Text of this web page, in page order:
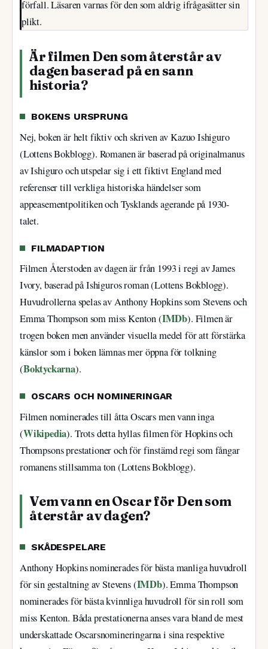
förfall. Läsaren varnas för den som aldrig ifrågasätter sin
plikt.
Är filmen Den som återstår av
dagen baserad på en sann
historia?
BOKENS URSPRUNG
Nej, boken är helt fiktiv och skriven av Kazuo Ishiguro
(Lottens Bokblogg). Romanen är baserad på originalmanus
av Ishiguro och utspelar sig i ett fiktivt England med
referenser till verkliga historiska händelser som
appeasementpolitiken och Tysklands agerande på 1930-
talet.
FILMADAPTION
Filmen Återstoden av dagen är från 1993 i regi av James
Ivory, baserad på Ishiguros roman (Lottens Bokblogg).
Huvudrollerna spelas av Anthony Hopkins som Stevens och
Emma Thompson som miss Kenton (IMDb). Filmen är
trogen boken men använder visuella medel för att förstärka
känslor som i boken lämnas mer öppna för tolkning
(Boktyckarna).
OSCARS OCH NOMINERINGAR
Filmen nominerades till åtta Oscars men vann inga
(Wikipedia). Trots detta hyllas filmen för Hopkins och
Thompsons prestationer och för finstämd regi som fångar
romanens stillsamma ton (Lottens Bokblogg).
Vem vann en Oscar för Den som
återstår av dagen?
SKÅDESPELARE
Anthony Hopkins nominerades för bästa manliga huvudroll
för sin gestaltning av Stevens (IMDb). Emma Thompson
nominerades för bästa kvinnliga huvudroll för sin roll som
miss Kenton. Båda prestationerna anses vara bland de mest
underskattade Oscarsnomineringarna i sina respektive